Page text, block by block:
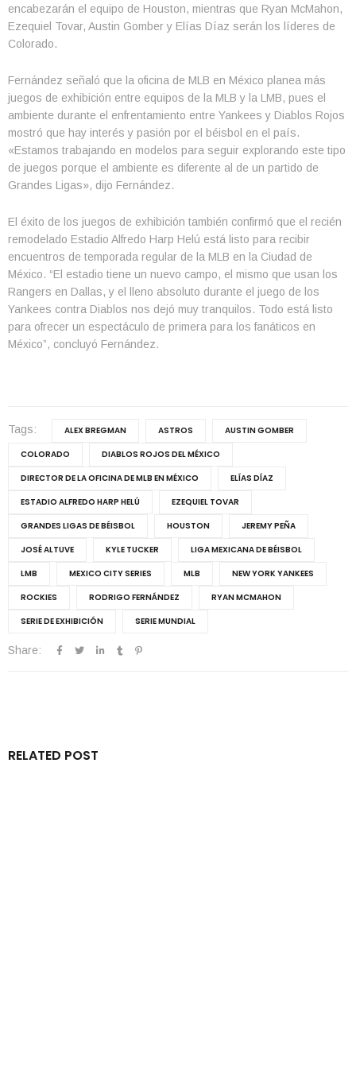
encabezarán el equipo de Houston, mientras que Ryan McMahon,
Ezequiel Tovar, Austin Gomber y Elías Díaz serán los líderes de
Colorado.
Fernández señaló que la oficina de MLB en México planea más
juegos de exhibición entre equipos de la MLB y la LMB, pues el
ambiente durante el enfrentamiento entre Yankees y Diablos Rojos
mostró que hay interés y pasión por el béisbol en el país.
«Estamos trabajando en modelos para seguir explorando este tipo
de juegos porque el ambiente es diferente al de un partido de
Grandes Ligas», dijo Fernández.
El éxito de los juegos de exhibición también confirmó que el recién
remodelado Estadio Alfredo Harp Helú está listo para recibir
encuentros de temporada regular de la MLB en la Ciudad de
México. “El estadio tiene un nuevo campo, el mismo que usan los
Rangers en Dallas, y el lleno absoluto durante el juego de los
Yankees contra Diablos nos dejó muy tranquilos. Todo está listo
para ofrecer un espectáculo de primera para los fanáticos en
México”, concluyó Fernández.
Tags: ALEX BREGMAN ASTROS
AUSTIN GOMBER
COLORADO
DIABLOS ROJOS DEL MÉXICO
DIRECTOR DE LA OFICINA DE MLB EN MÉXICO
ELÍAS DÍAZ
ESTADIO ALFREDO HARP HELÚ
EZEQUIEL TOVAR
GRANDES LIGAS DE BÉISBOL
HOUSTON
JEREMY PEÑA
JOSÉ ALTUVE
KYLE TUCKER
LIGA MEXICANA DE BÉISBOL
LMB
MEXICO CITY SERIES MLB
NEW YORK YANKEES
ROCKIES
RODRIGO FERNÁNDEZ
RYAN MCMAHON
SERIE DE EXHIBICIÓN
SERIE MUNDIAL
Share:
RELATED POST